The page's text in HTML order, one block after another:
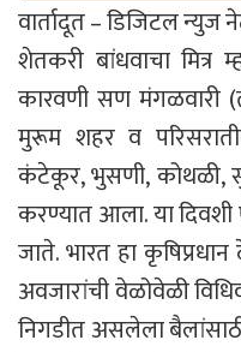
वार्तादूत – डिजिटल न्युज
शेतकरी बांधवाचा मित्र
कारवणी सण मंगळवारी
मुरूम शहर व
कंटेकूर, भुसणी, कोथळी,
करण्यात आला. या
जाते. भारत हा
अवजारांची वेळोवेळी
निगडीत असलेला